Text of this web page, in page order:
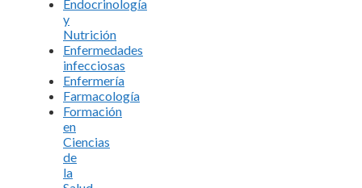
Endocrinología
y
Nutrición
Enfermedades
infecciosas
Enfermería
Farmacología
Formación
en
Ciencias
de
la